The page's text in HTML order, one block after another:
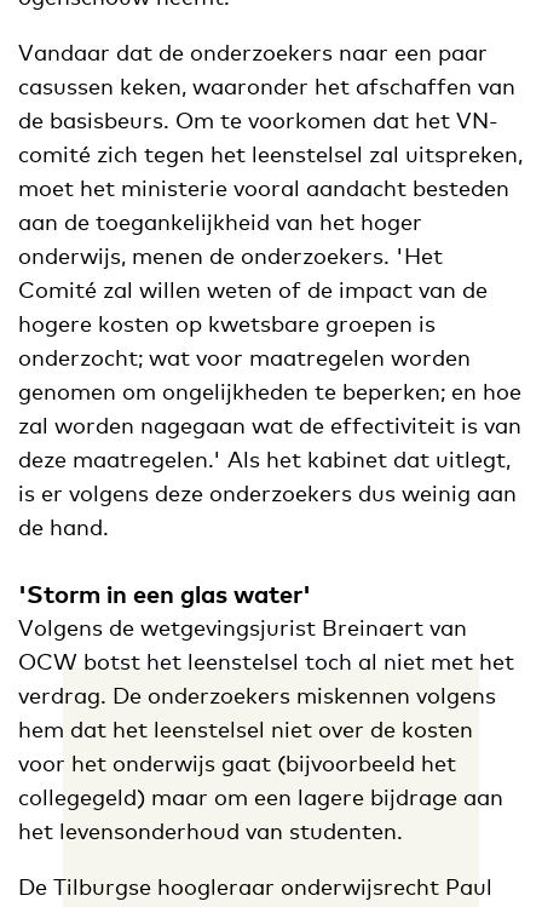
Vandaar dat de onderzoekers naar een paar
casussen keken, waaronder het afschaffen van
de basisbeurs. Om te voorkomen dat het VN-
comité zich tegen het leenstelsel zal uitspreken,
moet het ministerie vooral aandacht besteden
aan de toegankelijkheid van het hoger
onderwijs, menen de onderzoekers. 'Het
Comité zal willen weten of de impact van de
hogere kosten op kwetsbare groepen is
onderzocht; wat voor maatregelen worden
genomen om ongelijkheden te beperken; en hoe
zal worden nagegaan wat de effectiviteit is van
deze maatregelen.' Als het kabinet dat uitlegt,
is er volgens deze onderzoekers dus weinig aan
de hand.
'Storm in een glas water'
Volgens de wetgevingsjurist Breinaert van
OCW botst het leenstelsel toch al niet met het
verdrag. De onderzoekers miskennen volgens
hem dat het leenstelsel niet over de kosten
voor het onderwijs gaat (bijvoorbeeld het
collegegeld) maar om een lagere bijdrage aan
het levensonderhoud van studenten.
De Tilburgse hoogleraar onderwijsrecht Paul